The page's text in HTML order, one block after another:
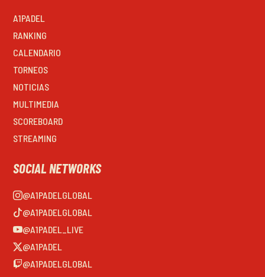
A1PADEL
RANKING
CALENDARIO
TORNEOS
NOTICIAS
MULTIMEDIA
SCOREBOARD
STREAMING
SOCIAL NETWORKS
@A1PADELGLOBAL
@A1PADELGLOBAL
@A1PADEL_LIVE
@A1PADEL
@A1PADELGLOBAL